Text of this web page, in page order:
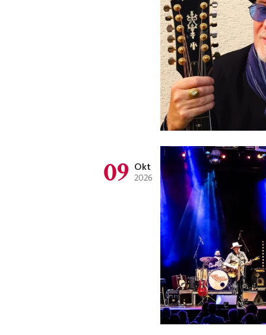
09 Okt
2026